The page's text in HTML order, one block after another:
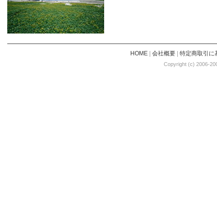
HOME| 会社概要| 特定商取引に
Copyright (c) 2006-